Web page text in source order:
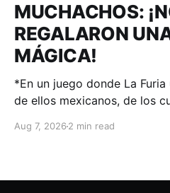
MUCHACHOS:
REGALARON
MÁGICA!
*En un juego donde La
de ellos mexicanos, de los
#AdnACEREROS ganó en
Aug 7, 2026 2 min read